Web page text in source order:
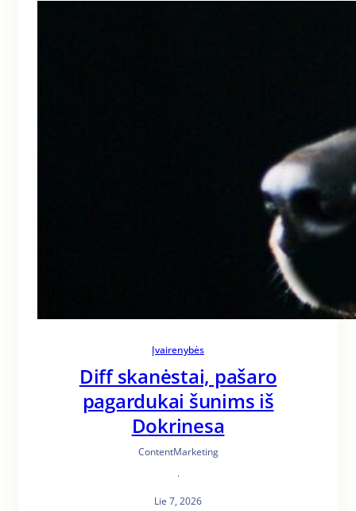
Įvairenybės
Diff skanėstai, pašaro
pagardukai šunims iš
Dokrinesa
ContentMarketing
·
Lie 7, 2026